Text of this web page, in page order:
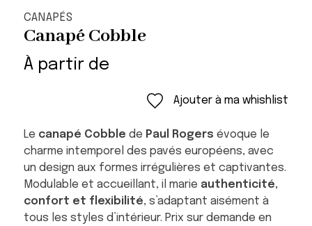
CANAPÉS
Canapé Cobble
À partir de
Ajouter à ma whishlist
Le canapé Cobble de Paul Rogers évoque le
charme intemporel des pavés européens, avec
un design aux formes irrégulières et captivantes.
Modulable et accueillant, il marie authenticité,
confort et flexibilité, s’adaptant aisément à
tous les styles d’intérieur. Prix sur demande en